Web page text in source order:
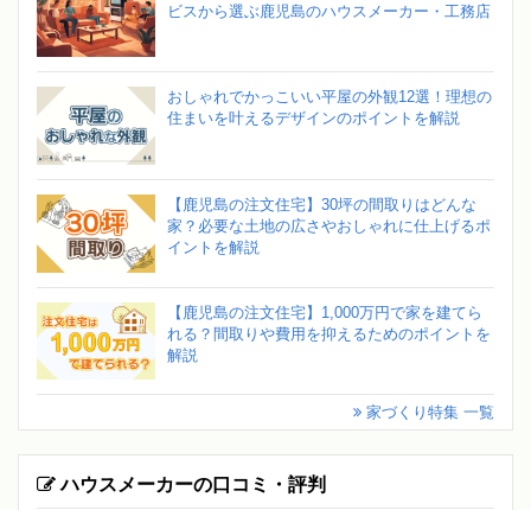
ビスから選ぶ鹿児島のハウスメーカー・工務店
おしゃれでかっこいい平屋の外観12選！理想の
住まいを叶えるデザインのポイントを解説
【鹿児島の注文住宅】30坪の間取りはどんな
家？必要な土地の広さやおしゃれに仕上げるポ
イントを解説
【鹿児島の注文住宅】1,000万円で家を建てら
れる？間取りや費用を抑えるためのポイントを
解説
家づくり特集 一覧
ハウスメーカーの口コミ・評判